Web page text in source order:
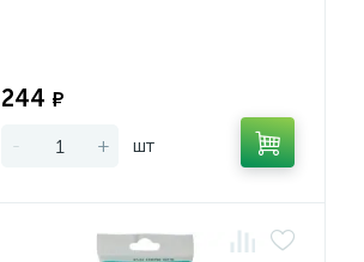
244 ₽
- + шт